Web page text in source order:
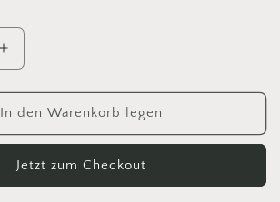
Erhöhe
die
Menge
für
Sandnes
Peer
Gynt
In den Warenkorb legen
Jetzt zum Checkout